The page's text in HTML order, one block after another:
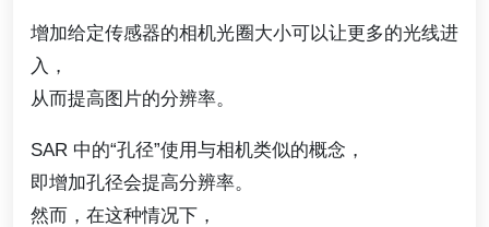
增加给定传感器的相机光圈大小可以让更多的光线进
入，
从而提高图片的分辨率。
SAR 中的“孔径”使用与相机类似的概念，
即增加孔径会提高分辨率。
然而，在这种情况下，